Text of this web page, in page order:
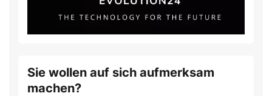
Sie wollen auf sich aufmerksam
machen?